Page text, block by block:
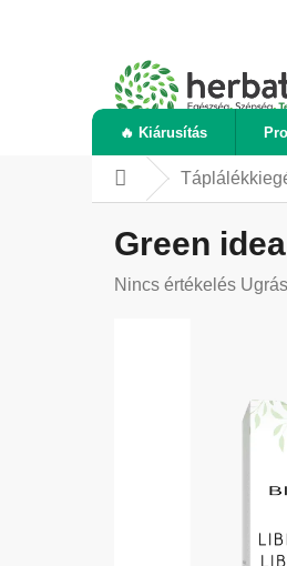
🔥 Kiárusítás
Kezdőlap
Green
A
Nincs értékelés